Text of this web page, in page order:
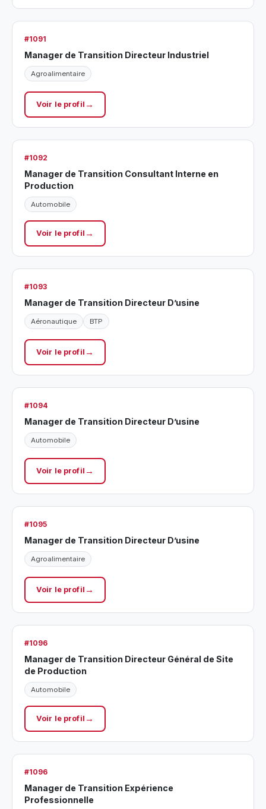
#1091
Manager de Transition Directeur Industriel
Agroalimentaire
Voir le profil
#1092
Manager de Transition Consultant Interne en
Production
Automobile
Voir le profil
#1093
Manager de Transition Directeur D’usine
Aéronautique BTP
Voir le profil
#1094
Manager de Transition Directeur D’usine
Automobile
Voir le profil
#1095
Manager de Transition Directeur D’usine
Agroalimentaire
Voir le profil
#1096
Manager de Transition Directeur Général de Site
de Production
Automobile
Voir le profil
#1096
Manager de Transition Expérience
Professionnelle